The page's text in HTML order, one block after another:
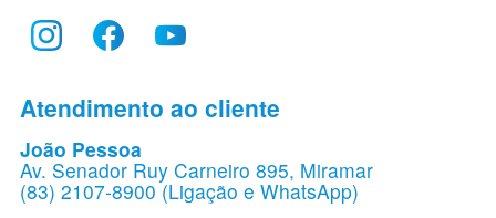
Atendimento ao cliente
João Pessoa
Av. Senador Ruy Carneiro 895, Miramar
(83) 2107-8900 (Ligação e WhatsApp)